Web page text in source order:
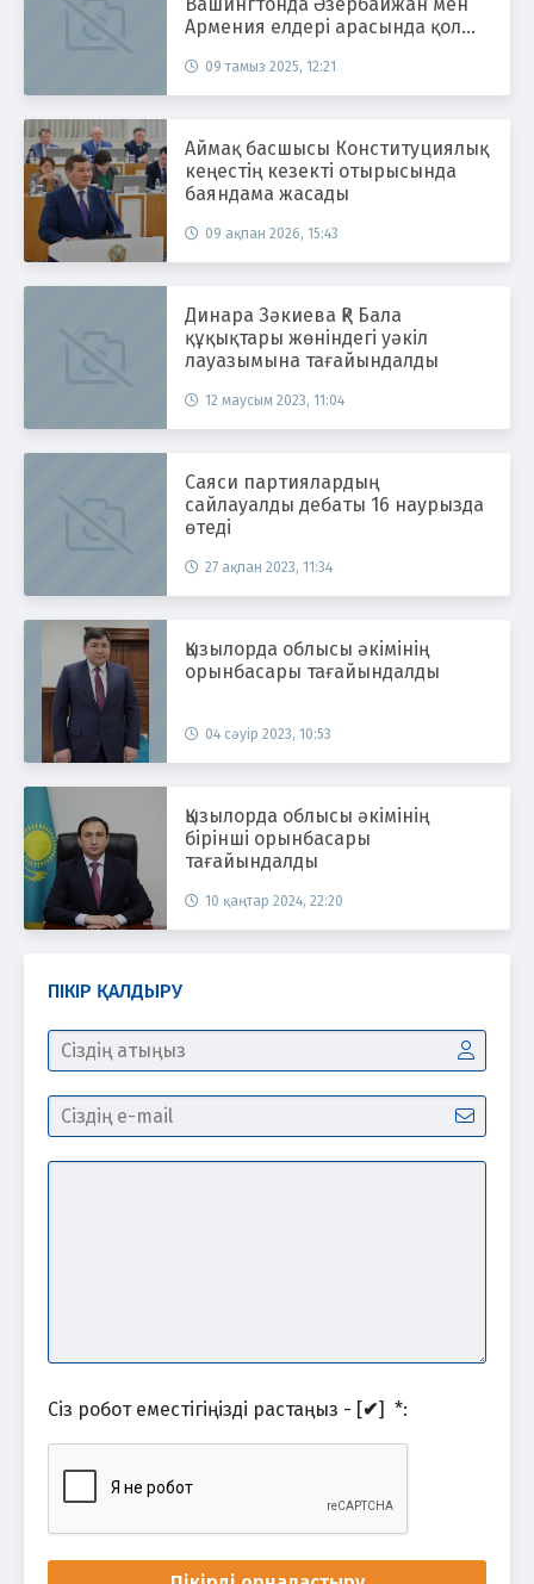
Армения елдері арасында қол
жетістік деп санайды
09 тамыз 2025, 12:21
Аймақ басшысы Конституциялық
кеңестің кезекті отырысында
баяндама жасады
09 ақпан 2026, 15:43
Динара Зәкиева ҚР Бала
құқықтары жөніндегі уәкіл
лауазымына тағайындалды
12 маусым 2023, 11:04
Саяси партиялардың
сайлауалды дебаты 16 наурызда
өтеді
27 ақпан 2023, 11:34
Қызылорда облысы әкімінің
орынбасары тағайындалды
04 сәуір 2023, 10:53
Қызылорда облысы әкімінің
бірінші орынбасары
тағайындалды
10 қаңтар 2024, 22:20
ПІКІР ҚАЛДЫРУ
Сіз робот еместігіңізді растаңыз - [✔] *: